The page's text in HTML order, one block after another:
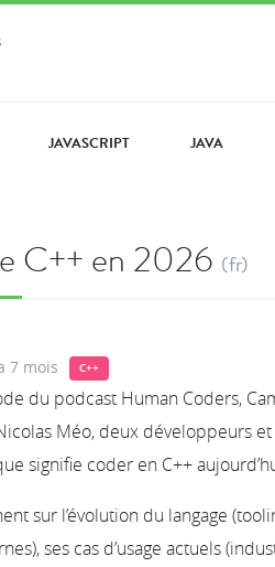
JAVASCRIPT JAVA
C++ en 2026 (fr)
7 mois C++
du podcast Human Coders,
Méo, deux développeurs
signifie coder en C++
sur l’évolution du langage
ses cas d’usage actuels